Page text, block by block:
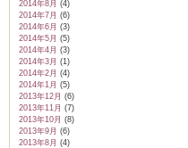
2014年8月 (4)
2014年7月 (6)
2014年6月 (3)
2014年5月 (5)
2014年4月 (3)
2014年3月 (1)
2014年2月 (4)
2014年1月 (5)
2013年12月 (6)
2013年11月 (7)
2013年10月 (8)
2013年9月 (6)
2013年8月 (4)